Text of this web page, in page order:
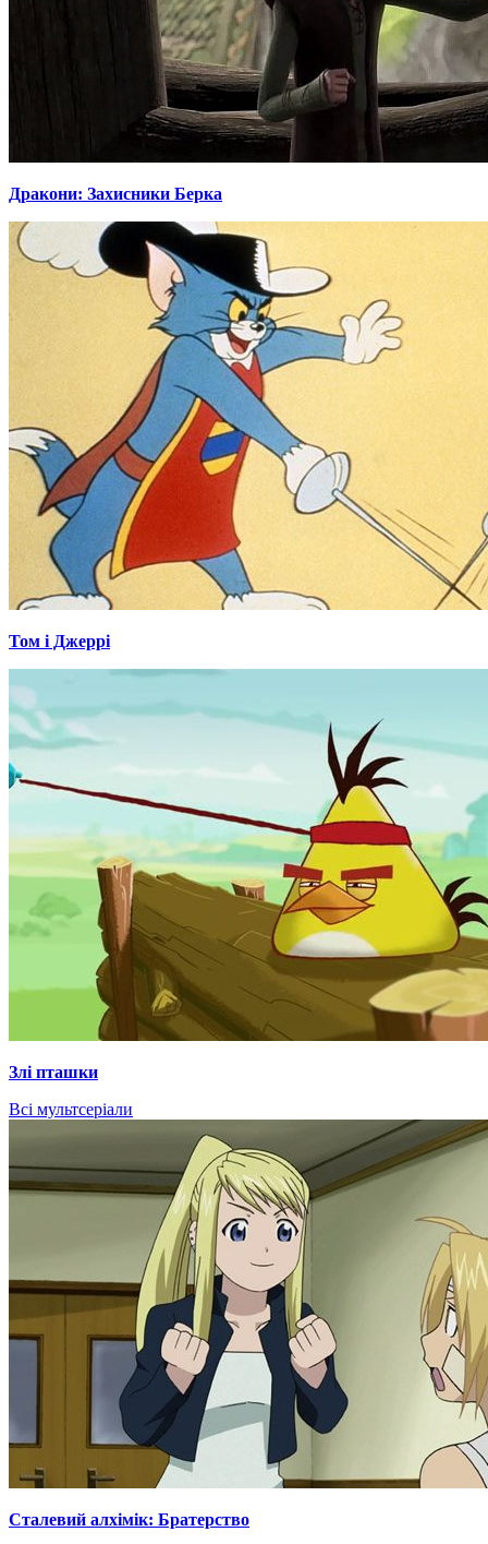
Дракони: Захисники Берка
Том і Джеррі
Злі пташки
Всі мультсеріали
Сталевий алхімік: Братерство